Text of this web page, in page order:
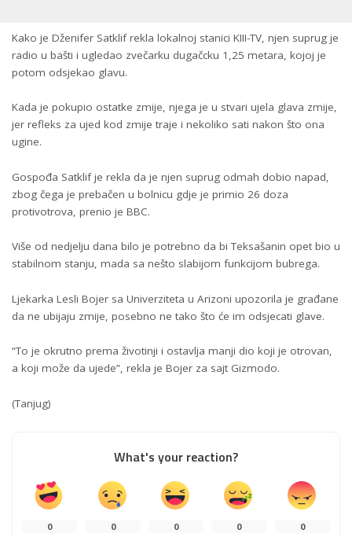
Kako je Dženifer Satklif rekla lokalnoj stanici KIII-TV, njen suprug je
radio u bašti i ugledao zvečarku dugačcku 1,25 metara, kojoj je
potom odsjekao glavu.
Kada je pokupio ostatke zmije, njega je u stvari ujela glava zmije,
jer refleks za ujed kod zmije traje i nekoliko sati nakon što ona
ugine.
Gospođa Satklif je rekla da je njen suprug odmah dobio napad,
zbog čega je prebačen u bolnicu gdje je primio 26 doza
protivotrova, prenio je BBC.
Više od nedjelju dana bilo je potrebno da bi Teksašanin opet bio u
stabilnom stanju, mada sa nešto slabijom funkcijom bubrega.
Ljekarka Lesli Bojer sa Univerziteta u Arizoni upozorila je građane
da ne ubijaju zmije, posebno ne tako što će im odsjecati glave.
“To je okrutno prema životinji i ostavlja manji dio koji je otrovan,
a koji može da ujede”, rekla je Bojer za sajt Gizmodo.
(Tanjug)
What's your reaction?
0 0 0 0 0